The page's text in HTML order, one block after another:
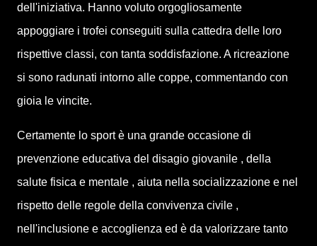
dell'iniziativa. Hanno voluto orgogliosamente
appoggiare i trofei conseguiti sulla cattedra delle loro
rispettive classi, con tanta soddisfazione. A ricreazione
si sono radunati intorno alle coppe, commentando con
gioia le vincite.
Certamente lo sport è una grande occasione di
prevenzione educativa del disagio giovanile , della
salute fisica e mentale , aiuta nella socializzazione e nel
rispetto delle regole della convivenza civile ,
nell'inclusione e accoglienza ed è da valorizzare tanto